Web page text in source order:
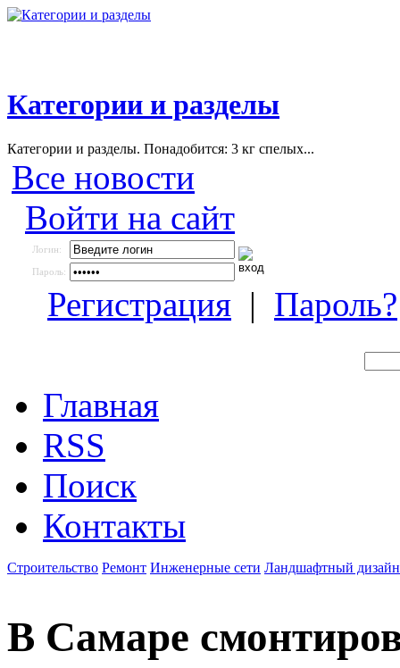
Категории и разделы
Категории и разделы. Понадобится: 3 кг спелых...
Все новости
Войти на сайт
Логин:
Пароль:
Регистрация | Пароль?
Главная
RSS
Поиск
Контакты
Строительство Ремонт Инженерные сети Ландшафтный дизайн
В Самаре